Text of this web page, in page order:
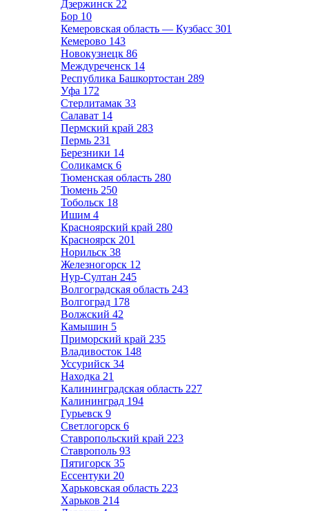
Дзержинск 22
Бор 10
Кемеровская область — Кузбасс 301
Кемерово 143
Новокузнецк 86
Междуреченск 14
Республика Башкортостан 289
Уфа 172
Стерлитамак 33
Салават 14
Пермский край 283
Пермь 231
Березники 14
Соликамск 6
Тюменская область 280
Тюмень 250
Тобольск 18
Ишим 4
Красноярский край 280
Красноярск 201
Норильск 38
Железногорск 12
Нур-Султан 245
Волгоградская область 243
Волгоград 178
Волжский 42
Камышин 5
Приморский край 235
Владивосток 148
Уссурийск 34
Находка 21
Калининградская область 227
Калининград 194
Гурьевск 9
Светлогорск 6
Ставропольский край 223
Ставрополь 93
Пятигорск 35
Ессентуки 20
Харьковская область 223
Харьков 214